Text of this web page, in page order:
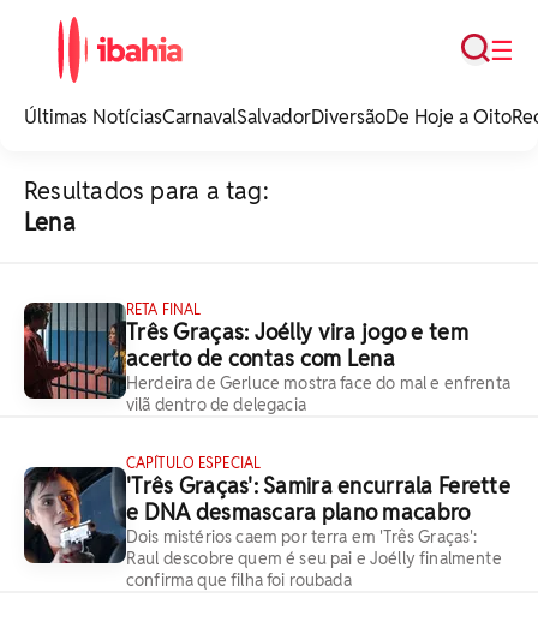
noticias e
☰
Busca
Últimas NotíciasCarnavalSalvadorDiversãoDe Hoje a Oito
Resultados para a tag:
Lena
RETA FINAL
Três Graças: Joélly vira jogo e tem
acerto de contas com Lena
Herdeira de Gerluce mostra face do mal e enfrenta
vilã dentro de delegacia
CAPÍTULO ESPECIAL
'Três Graças': Samira encurrala Ferette
e DNA desmascara plano macabro
Dois mistérios caem por terra em 'Três Graças':
Raul descobre quem é seu pai e Joélly finalmente
confirma que filha foi roubada